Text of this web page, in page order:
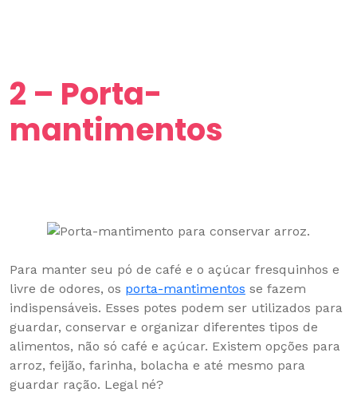
2 – Porta-
mantimentos
Para manter seu pó de café e o açúcar fresquinhos e
livre de odores, os porta-mantimentos se fazem
indispensáveis. Esses potes podem ser utilizados para
guardar, conservar e organizar diferentes tipos de
alimentos, não só café e açúcar. Existem opções para
arroz, feijão, farinha, bolacha e até mesmo para
guardar ração. Legal né?